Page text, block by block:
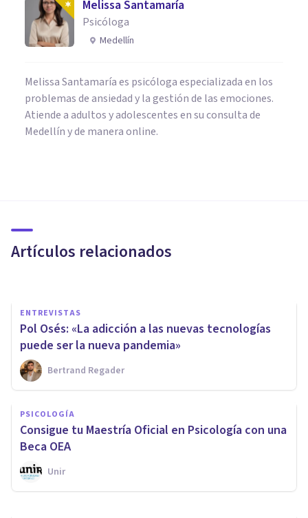
Melissa Santamaría
Psicóloga
Medellín
Melissa Santamaría es psicóloga especializada en los
problemas de ansiedad y la gestión de las emociones.
Atiende a adultos y adolescentes en su consulta de
Medellín y de manera online.
Artículos relacionados
por vídeos de YouTube
ENTREVISTAS
Pol Osés: «La adicción a las nuevas tecnologías
puede ser la nueva pandemia»
Bertrand Regader
PSICOLOGÍA
Consigue tu Maestría Oficial en Psicología con una
Beca OEA
Unir
ENTREVISTAS
Entrevista a Alfonso Cruzado
Cardona: la adicción a las
nuevas tecnologías
Bertrand Regader